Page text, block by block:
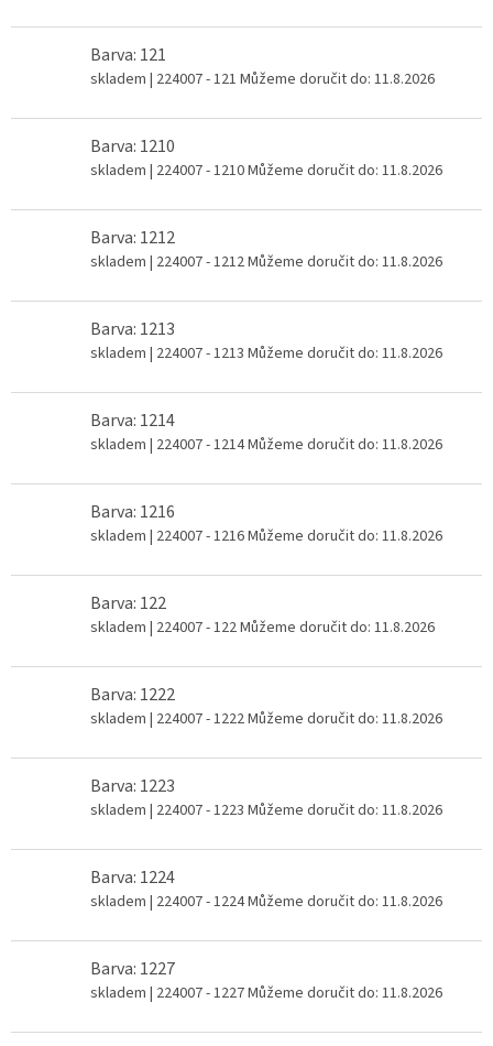
Barva: 121
skladem | 224007 - 121 Můžeme doručit do: 11.8.2026
Barva: 1210
skladem | 224007 - 1210Můžeme doručit do: 11.8.2026
Barva: 1212
skladem | 224007 - 1212Můžeme doručit do: 11.8.2026
Barva: 1213
skladem | 224007 - 1213 Můžeme doručit do: 11.8.2026
Barva: 1214
skladem | 224007 - 1214Můžeme doručit do: 11.8.2026
Barva: 1216
skladem | 224007 - 1216Můžeme doručit do: 11.8.2026
Barva: 122
skladem | 224007 - 122Můžeme doručit do: 11.8.2026
Barva: 1222
skladem | 224007 - 1222Můžeme doručit do: 11.8.2026
Barva: 1223
skladem | 224007 - 1223 Můžeme doručit do: 11.8.2026
Barva: 1224
skladem | 224007 - 1224Můžeme doručit do: 11.8.2026
Barva: 1227
skladem | 224007 - 1227Můžeme doručit do: 11.8.2026